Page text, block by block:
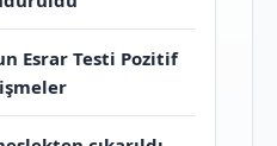
Esrar Testi Pozitif